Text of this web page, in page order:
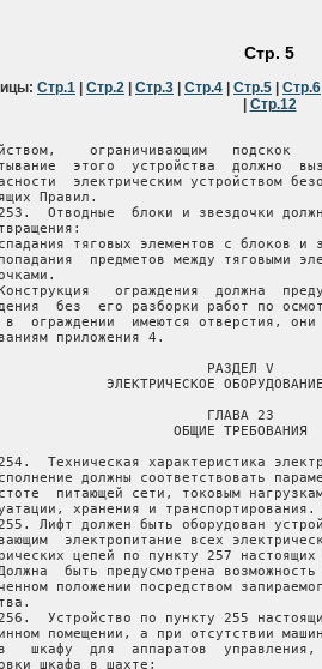
Стр. 5
Стр.1 Стр.2 Стр.3 Стр.4 Стр.5 Стр.6
Стр.12